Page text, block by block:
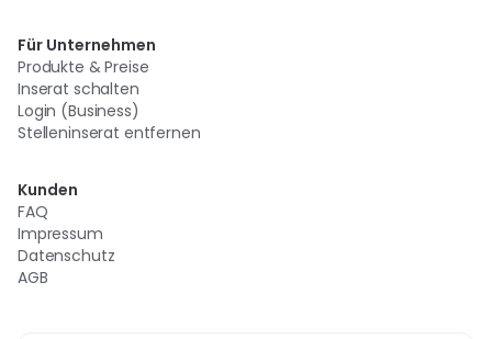
Für Unternehmen
Produkte & Preise
Inserat schalten
Login (Business)
Stelleninserat entfernen
Kunden
FAQ
Impressum
Datenschutz
AGB